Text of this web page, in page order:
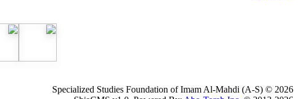
Specialized Studies Foundation of Imam Al-Mahdi (A-S) © 2026